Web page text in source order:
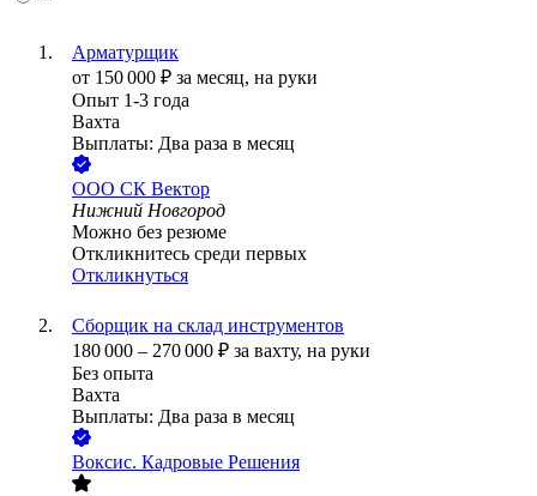
Арматурщик
от 150 000 ₽ за месяц, на руки
Опыт 1-3 года
Вахта
Выплаты: Два раза в месяц
ООО СК Вектор
Нижний Новгород
Можно без резюме
Откликнитесь среди первых
Откликнуться
Cборщик на склад инструментов
180 000 – 270 000 ₽ за вахту, на руки
Без опыта
Вахта
Выплаты: Два раза в месяц
Воксис. Кадровые Решения